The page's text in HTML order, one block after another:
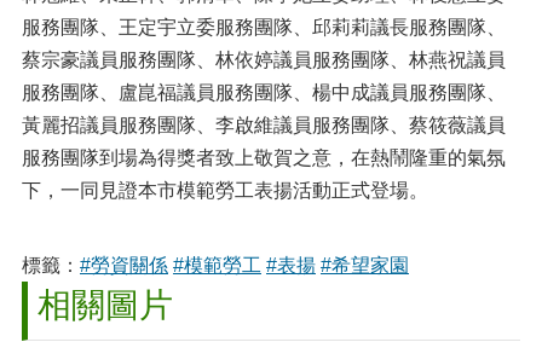
服務團隊、王定宇立委服務團隊、邱莉莉議長服務團隊、
蔡宗豪議員服務團隊、林依婷議員服務團隊、林燕祝議員
服務團隊、盧崑福議員服務團隊、楊中成議員服務團隊、
黃麗招議員服務團隊、李啟維議員服務團隊、蔡筱薇議員
服務團隊到場為得獎者致上敬賀之意，在熱鬧隆重的氣氛
下，一同見證本市模範勞工表揚活動正式登場。
標籤： #勞資關係 #模範勞工 #表揚 #希望家園
相關圖片